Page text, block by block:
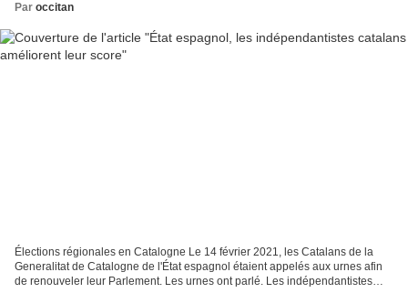
Par occitan
Élections régionales en Catalogne Le 14 février 2021, les Catalans de la
Generalitat de Catalogne de l'État espagnol étaient appelés aux urnes afin
de renouveler leur Parlement. Les urnes ont parlé. Les indépendantistes